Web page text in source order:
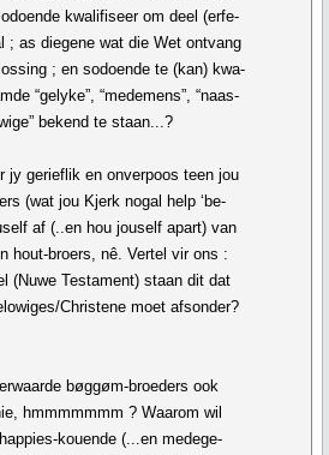
kwalifiseer om deel (erfe-
; as diegene wat die Wet ontvang
; en sodoende te (kan) kwa-
“gelyke”, “medemens”, “naas-
bekend te staan...?
jy gerieflik en onverpoos teen jou
(wat jou Kjerk nogal help ‘be-
af (..en hou jouself apart) van
hout-broers, nê. Vertel vir ons :
(Nuwe Testament) staan dit dat
Christene moet afsonder?
bøggøm-broeders ook
hmmmmmmm ? Waarom wil
kouende (...en medege-